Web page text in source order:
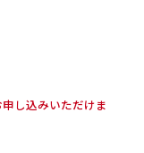
し込みいただけま